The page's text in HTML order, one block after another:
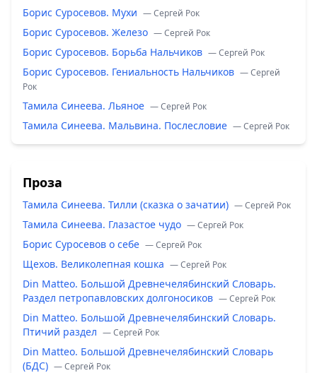
Борис Суросевов. Мухи — Сергей Рок
Борис Суросевов. Железо — Сергей Рок
Борис Суросевов. Борьба Нальчиков — Сергей Рок
Борис Суросевов. Гениальность Нальчиков — Сергей
Рок
Тамила Синеева. Льяное — Сергей Рок
Тамила Синеева. Мальвина. Послесловие — Сергей Рок
Проза
Тамила Синеева. Тилли (сказка о зачатии) — Сергей Рок
Тамила Синеева. Глазастое чудо — Сергей Рок
Борис Суросевов о себе — Сергей Рок
Щехов. Великолепная кошка — Сергей Рок
Din Matteo. Большой Древнечелябинский Словарь.
Раздел петропавловских долгоносиков — Сергей Рок
Din Matteo. Большой Древнечелябинский Словарь.
Птичий раздел — Сергей Рок
Din Matteo. Большой Древнечелябинский Словарь
(БДС) — Сергей Рок